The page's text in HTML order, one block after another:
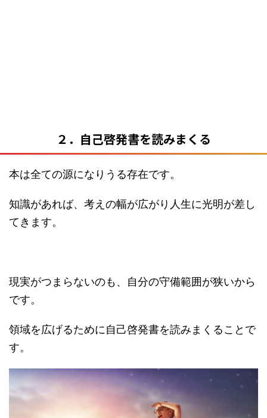
２．自己啓発書を読みまくる
本は全ての源になりうる存在です。
知識があれば、考えの幅が広がり人生に光明が差し
てきます。
現実がつまらないのも、自分の守備範囲が狭いから
です。
領域を広げるために自己啓発書を読みまくることで
す。